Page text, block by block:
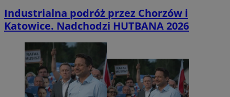
Industrialna podróż przez Chorzów i
Katowice. Nadchodzi HUTBANA 2026